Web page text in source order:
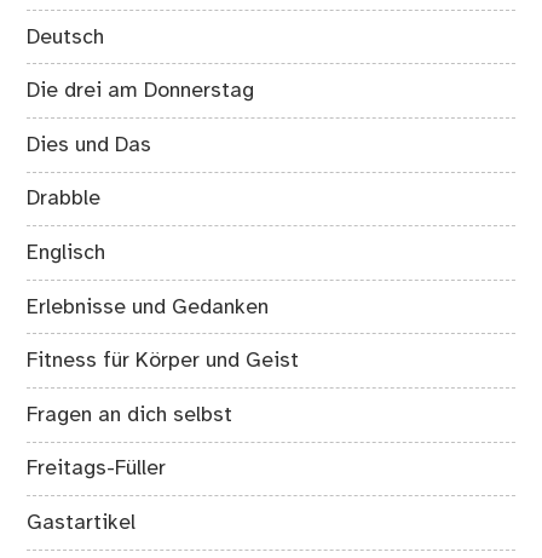
Deutsch
Die drei am Donnerstag
Dies und Das
Drabble
Englisch
Erlebnisse und Gedanken
Fitness für Körper und Geist
Fragen an dich selbst
Freitags-Füller
Gastartikel